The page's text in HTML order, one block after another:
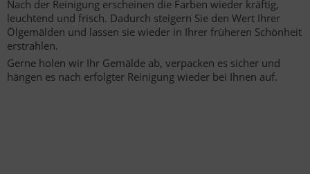
Nach der Reinigung erscheinen die Farben wieder kräftig,
leuchtend und frisch. Dadurch steigern Sie den Wert Ihrer
Ölgemälden und lassen sie wieder in Ihrer früheren Schönheit
erstrahlen.
Gerne holen wir Ihr Gemälde ab, verpacken es sicher und
hängen es nach erfolgter Reinigung wieder bei Ihnen auf.